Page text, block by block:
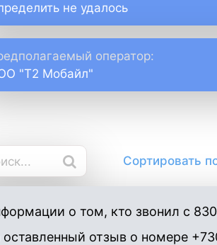
не удалось
оператор:
"Т2 Мобайл"
Сортировать
о том, кто звонил с
отзыв о номере